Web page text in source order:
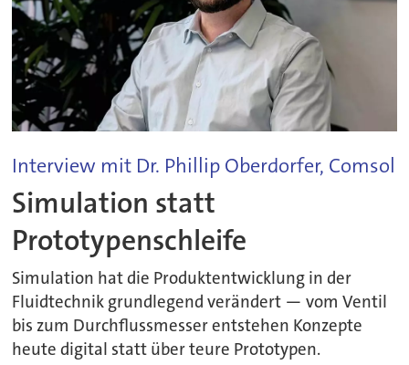
Interview mit Dr. Phillip Oberdorfer, Comsol
Simulation statt
Prototypenschleife
Simulation hat die Produktentwicklung in der
Fluidtechnik grundlegend verändert — vom Ventil
bis zum Durchflussmesser entstehen Konzepte
heute digital statt über teure Prototypen.